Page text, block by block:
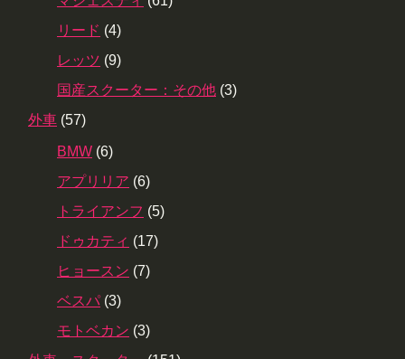
リード (4)
レッツ (9)
国産スクーター：その他 (3)
外車 (57)
BMW (6)
アプリリア (6)
トライアンフ (5)
ドゥカティ (17)
ヒョースン (7)
ベスパ (3)
モトベカン (3)